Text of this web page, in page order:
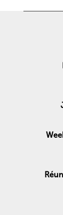
Weekend de mobilisation - AG de Solidarité &
Réunion-dédicace avec Jacques Cheminade à